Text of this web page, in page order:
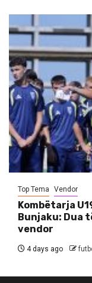
Top Tema Vendor
Kombëtarja
Bunjaku: Dua
vendor
4 days ago